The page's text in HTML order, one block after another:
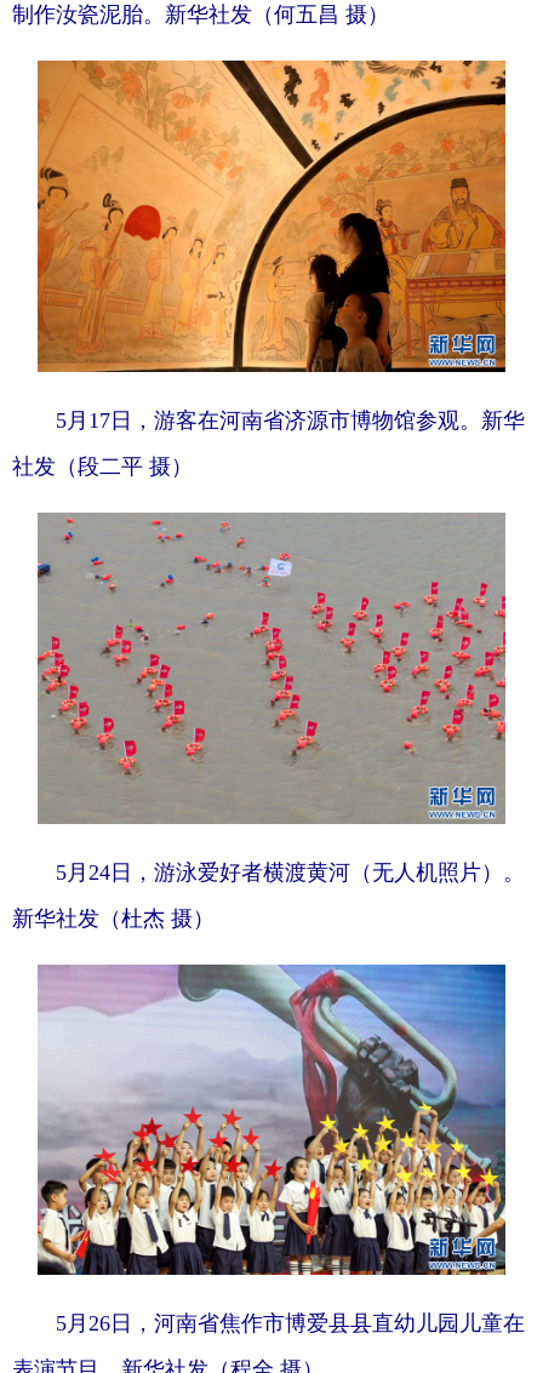
制作汝瓷泥胎。新华社发（何五昌 摄）
5月17日，游客在河南省济源市博物馆参观。新华
社发（段二平 摄）
5月24日，游泳爱好者横渡黄河（无人机照片）。
新华社发（杜杰 摄）
5月26日，河南省焦作市博爱县县直幼儿园儿童在